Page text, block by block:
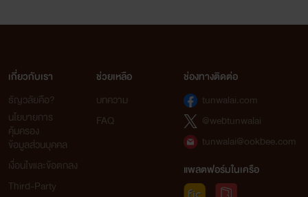
เกี่ยวกับเรา
ธัญวลัยคือ?
นโยบายการ
คุ้มครอง
ข้อมูลส่วนบุคคล
เงื่อนไขและข้อตกลง
Third-Party
ช่วยเหลือ
บทความ
FAQ
ช่องทางติดต่อ
tunwalai.com
@webtunwalai
tunwalai@ookbee.com
แพลตฟอร์มในเครือ